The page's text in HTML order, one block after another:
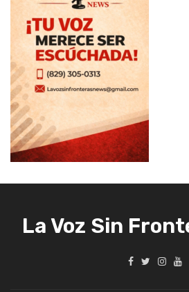
La Voz Sin